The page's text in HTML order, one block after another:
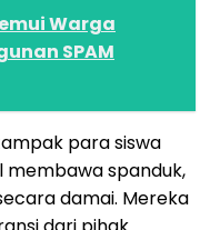
Warga
SPAM
para siswa
membawa spanduk,
damai. Mereka